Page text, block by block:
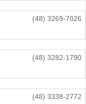
(48) 3269-7026
(48) 3282-1790
(48) 3338-2772